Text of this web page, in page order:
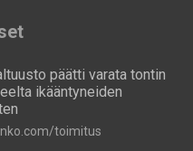
päätti varata tontin
ikääntyneiden
toimitus